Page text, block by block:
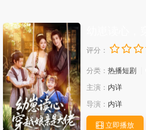
评分：
分类： 热播短剧
主演： 内详
导演： 内详
立即播放